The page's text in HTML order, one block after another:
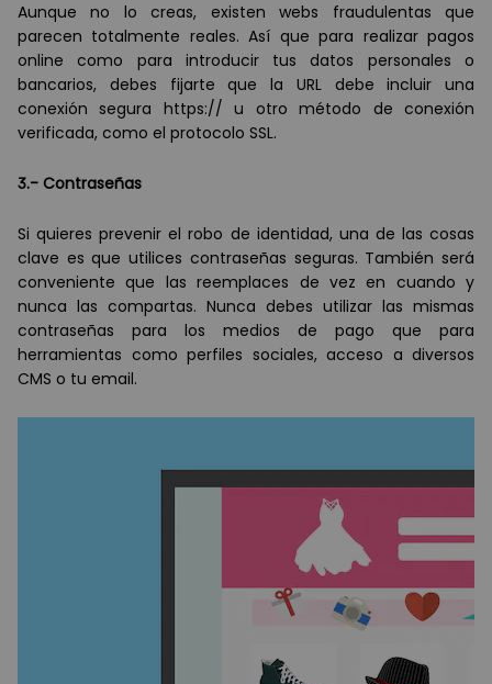
Aunque no lo creas, existen webs fraudulentas que
parecen totalmente reales. Así que para realizar pagos
online como para introducir tus datos personales o
bancarios, debes fijarte que la URL debe incluir una
conexión segura https:// u otro método de conexión
verificada, como el protocolo SSL.
3.- Contraseñas
Si quieres prevenir el robo de identidad, una de las cosas
clave es que utilices contraseñas seguras. También será
conveniente que las reemplaces de vez en cuando y
nunca las compartas. Nunca debes utilizar las mismas
contraseñas para los medios de pago que para
herramientas como perfiles sociales, acceso a diversos
CMS o tu email.